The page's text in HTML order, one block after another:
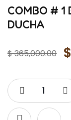
COMBO # 1
DUCHA
$365,000.00
price
was:
$
$
price
is:
$